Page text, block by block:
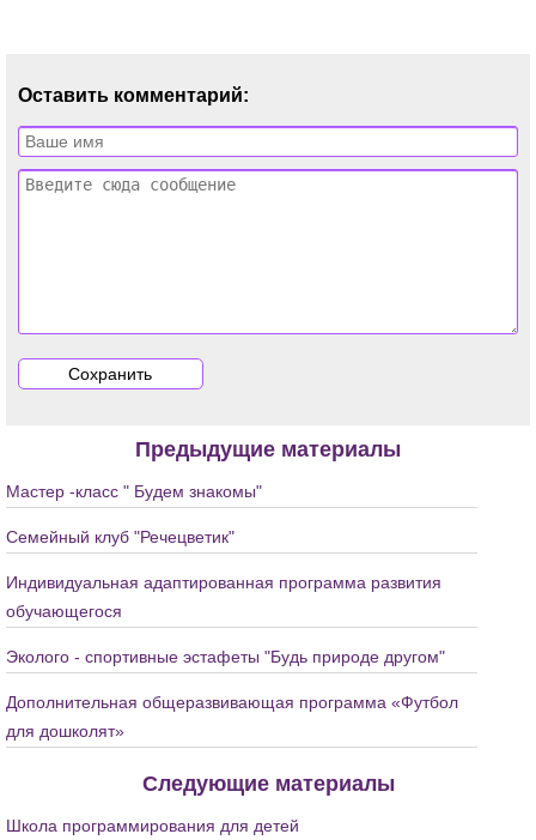
Оставить комментарий:
Предыдущие материалы
Мастер -класс " Будем знакомы"
Семейный клуб "Речецветик"
Индивидуальная адаптированная программа развития
обучающегося
Эколого - спортивные эстафеты "Будь природе другом"
Дополнительная общеразвивающая программа «Футбол
для дошколят»
Следующие материалы
Школа программирования для детей